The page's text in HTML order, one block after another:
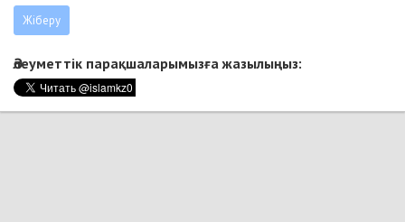
Әлеуметтік парақшаларымызға жазылыңыз: